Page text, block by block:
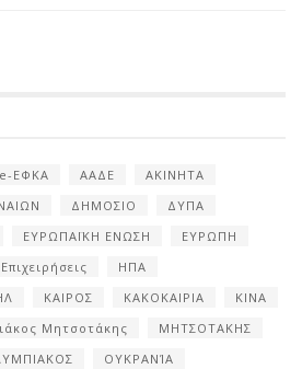
e-ΕΦΚΑ ΑΑΔΕ
ΑΚΙΝΗΤΑ
ΔΗΜΟΣΙΟ
ΔΥΠΑ
ΕΥΡΩΠΑΪΚΗ ΕΝΩΣΗ
ΕΥΡΩΠΗ
Επιχειρήσεις
ΗΠΑ
ΚΑΙΡΟΣ ΚΑΚΟΚΑΙΡΙΑ
ΚΙΝΑ
Μητσοτάκης
ΜΗΤΣΟΤΑΚΗΣ
ΟΥΚΡΑΝΊΑ